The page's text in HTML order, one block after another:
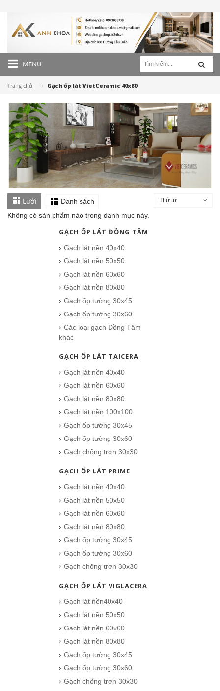
MENU
Trang chủ —› Gạch ốp lát VietCeramic 40x80
Lưới Danh sách Thứ tự
Không có sản phẩm nào trong danh mục này.
GẠCH ỐP LÁT ĐỒNG TÂM
Gạch lát nền 40x40
Gạch lát nền 50x50
Gạch lát nền 60x60
Gạch lát nền 80x80
Gạch ốp tường 30x45
Gạch ốp tường 30x60
Các loại gạch Đồng Tâm
khác
GẠCH ỐP LÁT TAICERA
Gạch lát nền 40x40
Gạch lát nền 60x60
Gạch lát nền 80x80
Gạch lát nền 100x100
Gạch ốp tường 30x45
Gạch ốp tường 30x60
Gạch chống trơn 30x30
GẠCH ỐP LÁT PRIME
Gạch lát nền 40x40
Gạch lát nền 50x50
Gạch lát nền 60x60
Gạch lát nền 80x80
Gạch ốp tường 30x45
Gạch ốp tường 30x60
Gạch chống trơn 30x30
GẠCH ỐP LÁT VIGLACERA
Gạch lát nền40x40
Gạch lát nền 50x50
Gạch lát nền 60x60
Gạch lát nền 80x80
Gạch ốp tường 30x45
Gạch ốp tường 30x60
Gạch chống trơn 30x30
Gạch Đồng Tâm 60×60 – DTD6060NHUTHACH002-SP
349.000₫
CHO VÀO GIỎ HÀNG
Gạch Đồng Tâm 60×60 – DTD6060NHUTHACH001-SP
349.000₫
CHO VÀO GIỎ HÀNG